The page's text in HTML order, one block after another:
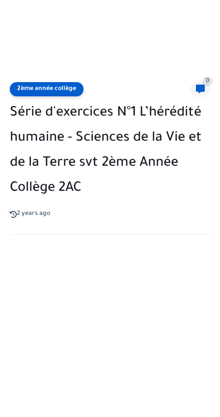
2ème année collège
0
Série d'exercices N°1 L’hérédité
humaine - Sciences de la Vie et
de la Terre svt 2ème Année
Collège 2AC
2 years ago